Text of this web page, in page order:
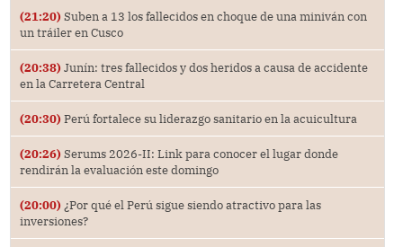
(21:20) Suben a 13 los fallecidos en choque de una miniván con
un tráiler en Cusco
(20:38) Junín: tres fallecidos y dos heridos a causa de accidente
en la Carretera Central
(20:30) Perú fortalece su liderazgo sanitario en la acuicultura
(20:26) Serums 2026-II: Link para conocer el lugar donde
rendirán la evaluación este domingo
(20:00) ¿Por qué el Perú sigue siendo atractivo para las
inversiones?